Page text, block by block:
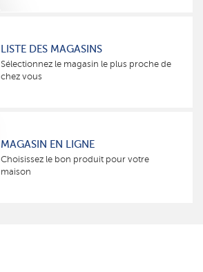
LISTE DES MAGASINS
Sélectionnez le magasin le plus proche de
chez vous
MAGASIN EN LIGNE
Choisissez le bon produit pour votre
maison